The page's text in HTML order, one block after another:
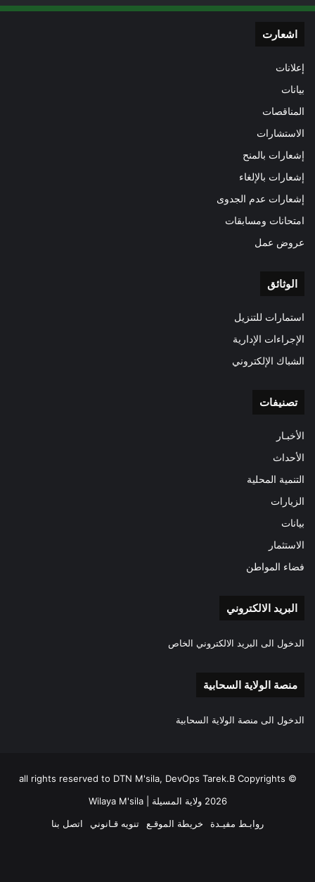
اشعارت
إعلانات
بيانات
المناقصات
الاستشارات
إشعارات بالمنح
إشعارات بالإلغاء
إشعارات عدم الجدوى
امتحانات ومسابقات
عروض عمل
الوثائق
استمارات للتنزيل
الإجراءات الإدارية
الشباك الإلكتروني
تصنيفات
الأخبـار
الأحداث
التنمية المحلية
الزيارات
بيانات
الاستثمار
فضاء المواطن
البريد الالكتروني
الدخول الى البريد الالكتروني الخاص
منصة الولاية السحابية
الدخول الى منصة الولاية السحابية
all rights reserved to DTN M'sila, DevOps Tarek.B Copyrights ©
2026 ولاية المسيلة | Wilaya M'sila
روابـط مفيـدة
خريطة الموقـع تنويه قـانوني اتصل بنا